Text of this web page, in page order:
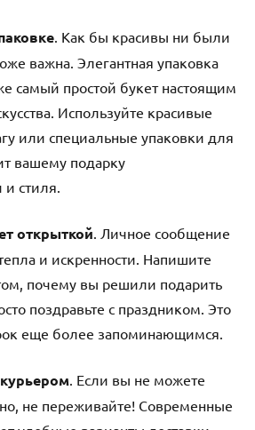
. Как бы красивы ни были
важна. Элегантная упаковка
самый простой букет настоящим
Используйте красивые
или специальные упаковки для
вашему подарку
стиля.
открыткой . Личное сообщение
и искренности. Напишите
почему вы решили подарить
поздравьте с праздником. Это
еще более запоминающимся.
. Если вы не можете
не переживайте! Современные